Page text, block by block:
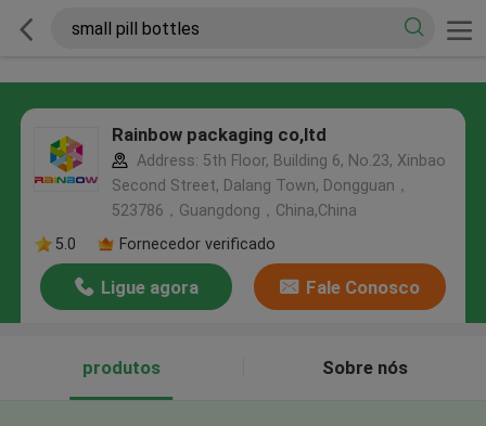
Rainbow packaging co,ltd
Address: 5th Floor, Building 6, No.23, Xinbao
Second Street, Dalang Town, Dongguan，
523786，Guangdong，China,China
5.0
Fornecedor verificado
Ligue agora Fale Conosco
produtos Sobre nós